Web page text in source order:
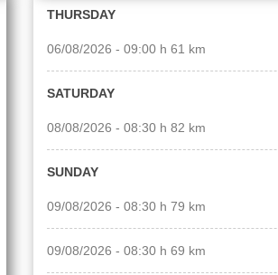
THURSDAY
06/08/2026 - 09:00 h 61 km
SATURDAY
08/08/2026 - 08:30 h 82 km
SUNDAY
09/08/2026 - 08:30 h 79 km
09/08/2026 - 08:30 h 69 km